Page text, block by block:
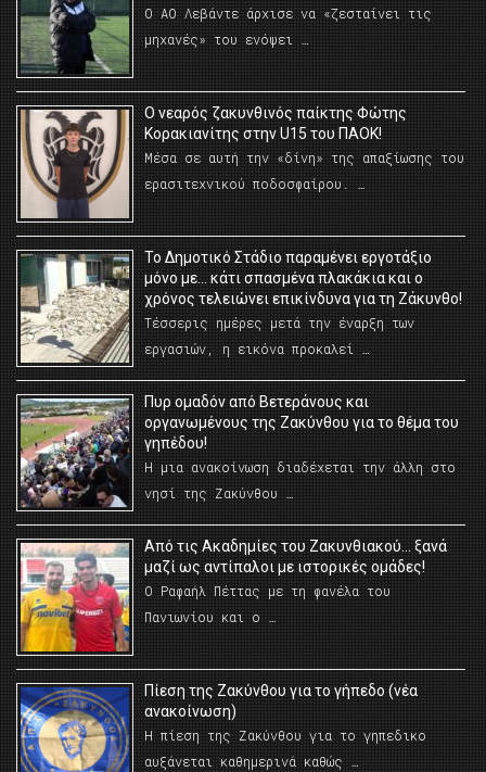
Ο ΑΟ Λεβάντε άρχισε να «ζεσταίνει τις
μηχανές» του ενόψει …
O νεαρός ζακυνθινός παίκτης Φώτης
Κορακιανίτης στην U15 του ΠΑΟΚ!
Μέσα σε αυτή την «δίνη» της απαξίωσης του
ερασιτεχνικού ποδοσφαίρου. …
Το Δημοτικό Στάδιο παραμένει εργοτάξιο
μόνο με… κάτι σπασμένα πλακάκια και ο
χρόνος τελειώνει επικίνδυνα για τη Ζάκυνθο!
Τέσσερις ημέρες μετά την έναρξη των
εργασιών, η εικόνα προκαλεί …
Πυρ ομαδόν από Βετεράνους και
οργανωμένους της Ζακύνθου για το θέμα του
γηπέδου!
Η μια ανακοίνωση διαδέχεται την άλλη στο
νησί της Ζακύνθου …
Από τις Ακαδημίες του Ζακυνθιακού… ξανά
μαζί ως αντίπαλοι με ιστορικές ομάδες!
Ο Ραφαήλ Πέττας με τη φανέλα του
Πανιωνίου και ο …
Πίεση της Ζακύνθου για το γήπεδο (νέα
ανακοίνωση)
Η πίεση της Ζακύνθου για το γηπεδικο
αυξάνεται καθημερινά καθώς …